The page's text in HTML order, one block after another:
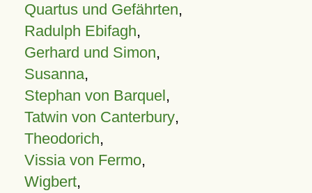
Quartus und Gefährten,
Radulph Ebifagh,
Gerhard und Simon,
Susanna,
Stephan von Barquel,
Tatwin von Canterbury,
Theodorich,
Vissia von Fermo,
Wigbert,